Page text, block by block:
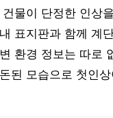
물이 단정한 인상
표지판과 함께 계
환경 정보는 따로
된 모습으로 첫인